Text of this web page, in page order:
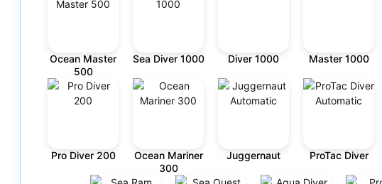
Ocean Master
500
Sea Diver 1000 Diver 1000 Master 1000
Pro Diver 200
Ocean Mariner
300
Juggernaut ProTac Diver